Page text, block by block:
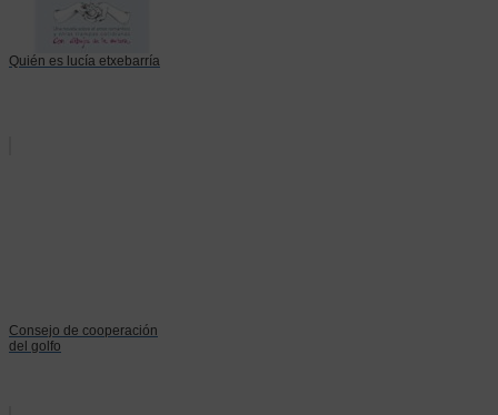
Quién es lucía etxebarría
Consejo de cooperación
del golfo